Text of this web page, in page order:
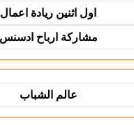
اول اثنين ريادة اعمال
مشاركة ارباح ادسنس
عالم الشباب